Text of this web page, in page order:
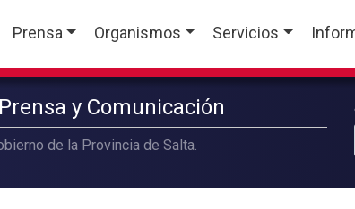
Prensa Organismos Servicios
y Comunicación
de la Provincia de Salta.